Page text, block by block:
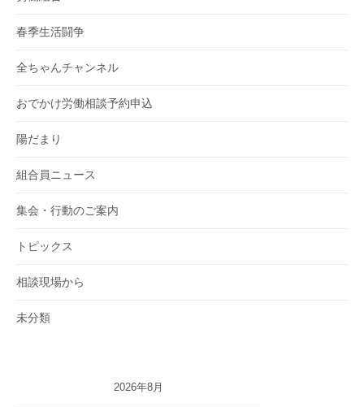
春季生活闘争
全ちゃんチャンネル
おでかけ労働相談予約申込
陽だまり
組合員ニュース
集会・行動のご案内
トピックス
相談現場から
未分類
2026年8月